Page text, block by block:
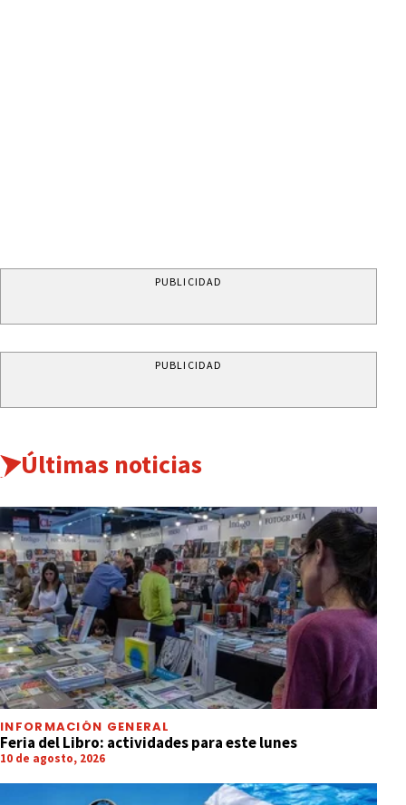
PUBLICIDAD
PUBLICIDAD
Últimas noticias
INFORMACIÓN GENERAL
Feria del Libro: actividades para este lunes
10 de agosto, 2026